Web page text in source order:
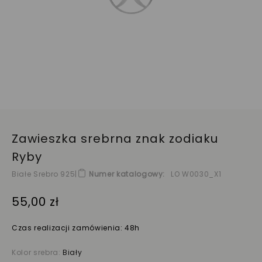
Zawieszka srebrna znak zodiaku
Ryby
Białe Srebro 925| Numer katalogowy LO W0030_X1
55,00 zł
Czas realizacji zamówienia: 48h
Kolor srebra: Biały